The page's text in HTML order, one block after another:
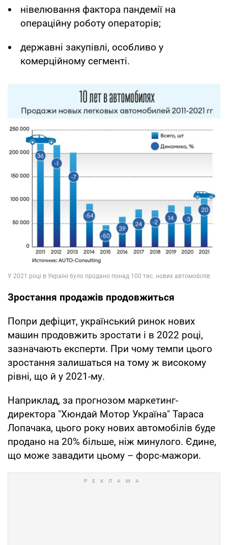
нівелювання фактора пандемії на
операційну роботу операторів;
державні закупівлі, особливо у
комерційному сегменті.
Зростання продажів продовжиться
Попри дефіцит, український ринок нових
машин продовжить зростати і в 2022 році,
зазначають експерти. При чому темпи цього
зростання залишаться на тому ж високому
рівні, що й у 2021-му.
Наприклад, за прогнозом маркетинг-
директора "Хюндай Мотор Україна" Тараса
Лопачака, цього року нових автомобілів буде
продано на 20% більше, ніж минулого. Єдине,
що може завадити цьому – форс-мажори.